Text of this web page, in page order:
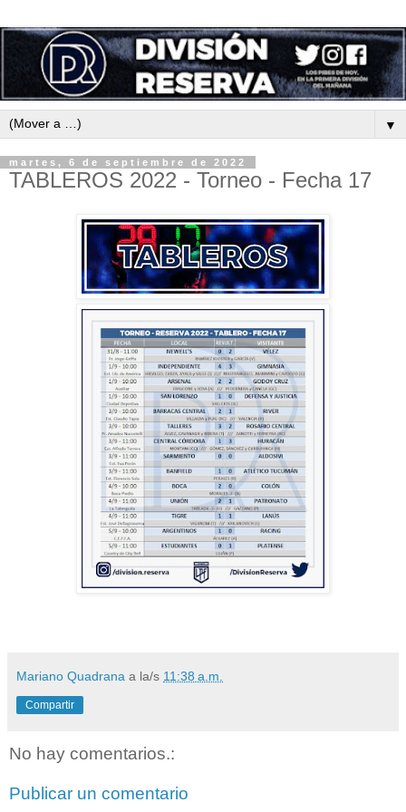
▼
martes, 6 de septiembre de 2022
TABLEROS 2022 - Torneo - Fecha 17
Mariano Quadrana a la/s 11:38 a.m.
Compartir
No hay comentarios.:
Publicar un comentario